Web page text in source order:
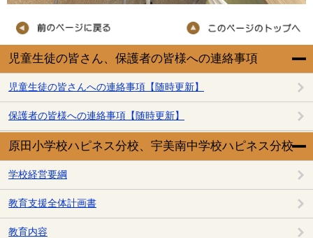
児童生徒の皆さん、保護者の皆様への連絡事項
児童生徒の皆さんへの連絡事項【随時更新】
保護者の皆様への連絡事項【随時更新】
原田小学校ハピネス分校、宇美南中学校ハピネス分校
学校経営要綱
教育支援全体計画書
教育内容